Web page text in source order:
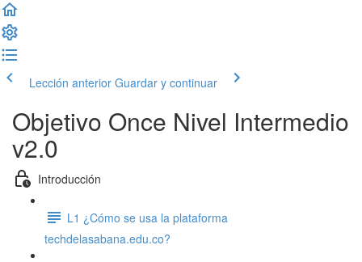
Lección anterior Guardar y continuar
Objetivo Once Nivel Intermedio
v2.0
Introducción
L1 ¿Cómo se usa la plataforma
techdelasabana.edu.co?